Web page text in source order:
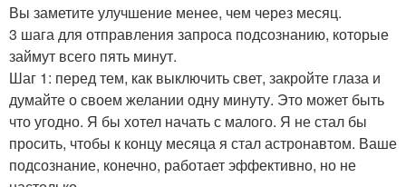
Вы заметите улучшение менее, чем через месяц.
3 шага для отправления запроса подсознанию, которые
займут всего пять минут.
Шаг 1: перед тем, как выключить свет, закройте глаза и
думайте о своем желании одну минуту. Это может быть
что угодно. Я бы хотел начать с малого. Я не стал бы
просить, чтобы к концу месяца я стал астронавтом. Ваше
подсознание, конечно, работает эффективно, но не